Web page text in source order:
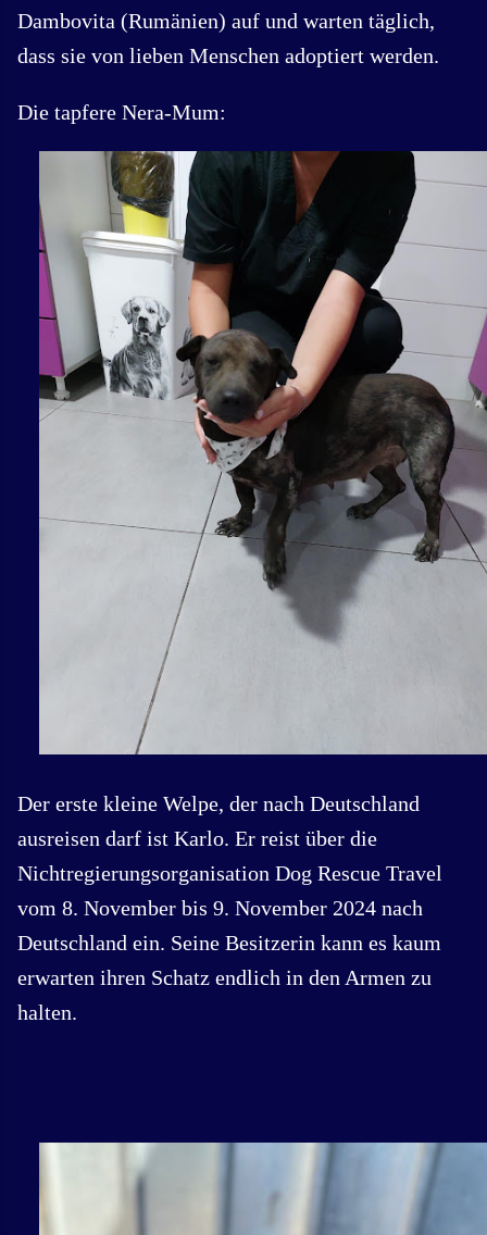
Dambovita (Rumänien) auf und warten täglich,
dass sie von lieben Menschen adoptiert werden.
Die tapfere Nera-Mum:
Der erste kleine Welpe, der nach Deutschland
ausreisen darf ist Karlo. Er reist über die
Nichtregierungsorganisation Dog Rescue Travel
vom 8. November bis 9. November 2024 nach
Deutschland ein. Seine Besitzerin kann es kaum
erwarten ihren Schatz endlich in den Armen zu
halten.